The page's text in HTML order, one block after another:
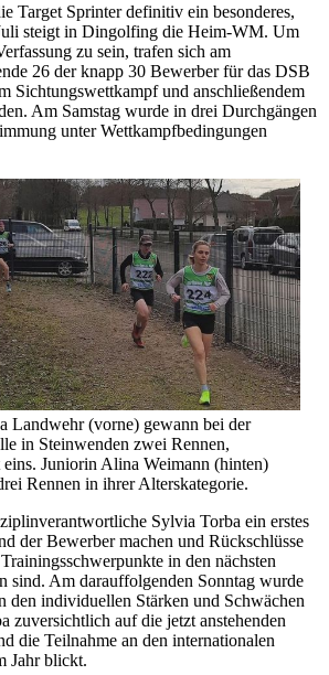
Target Sprinter definitiv ein besonderes,
steigt in Dingolfing die Heim-WM. Um
zu sein, trafen sich am
26 der knapp 30 Bewerber für das DSB
Sichtungswettkampf und anschließendem
Am Samstag wurde in drei Durchgängen
unter Wettkampfbedingungen
Landwehr (vorne) gewann bei der
in Steinwenden zwei Rennen,
Juniorin Alina Weimann (hinten)
Rennen in ihrer Alterskategorie.
Sylvia Torba ein erstes
der Bewerber machen und Rückschlüsse
in den nächsten
sind. Am darauffolgenden Sonntag wurde
den individuellen Stärken und Schwächen
zuversichtlich auf die jetzt anstehenden
die Teilnahme an den internationalen
Jahr blickt.